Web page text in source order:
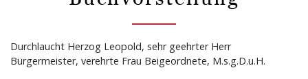
Durchlaucht Herzog Leopold, sehr geehrter Herr
Bürgermeister, verehrte Frau Beigeordnete, M.s.g.D.u.H.